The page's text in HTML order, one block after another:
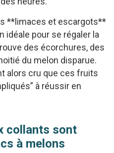
**limaces et escargots**
pour se régaler la
des écorchures, des
du melon disparue.
alors cru que ces fruits
à réussir en
collants sont
à melons